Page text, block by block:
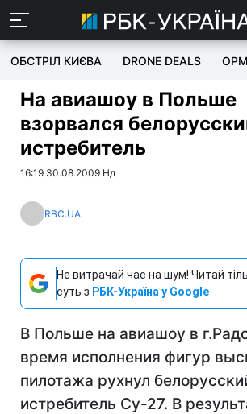
ОБСТРІЛ КИЄВА DRONE DEALS
На авиашоу в Польше
взорвался
истребитель
16:19 30.08.2009 Нд
RBC.UA
Не витрачай час на шум! Читай
суть з РБК-Україна у Google
В Польше на авиашоу в
время исполнения фигур
пилотажа рухнул
истребитель Су-27. В